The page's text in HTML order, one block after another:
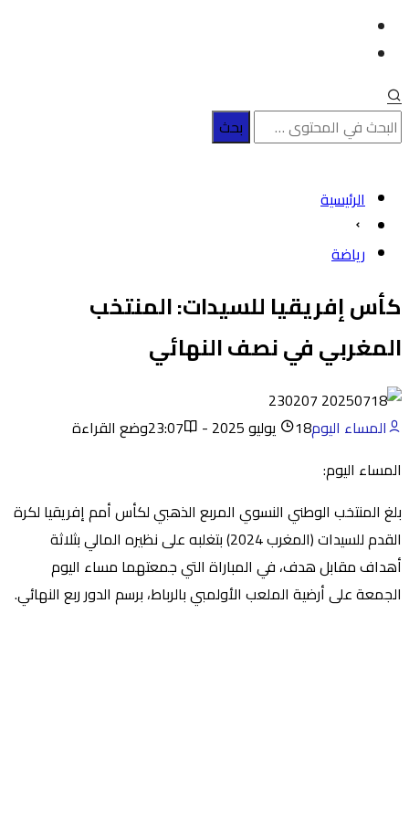
الرئيسية
رياضة
كأس إفريقيا للسيدات: المنتخب
المغربي في نصف النهائي
المساء اليوم18 يوليو 2025 - 23:07
وضع القراءة
المساء اليوم:
بلغ المنتخب الوطني النسوي المربع الذهبي لكأس أمم إفريقيا لكرة
القدم للسيدات (المغرب 2024) بتغلبه على نظيره المالي بثلاثة
أهداف مقابل هدف، في المباراة التي جمعتهما مساء اليوم
الجمعة على أرضية الملعب الأولمبي بالرباط، برسم الدور ربع النهائي.